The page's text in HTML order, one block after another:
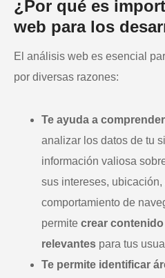
¿Por qué es
web para los
El análisis web es esencial
por diversas razones:
Te ayuda a
analizar los datos de tu
información valiosa
sus intereses,
comportamiento de
permite crear
relevantes para tus
Te permite identificar